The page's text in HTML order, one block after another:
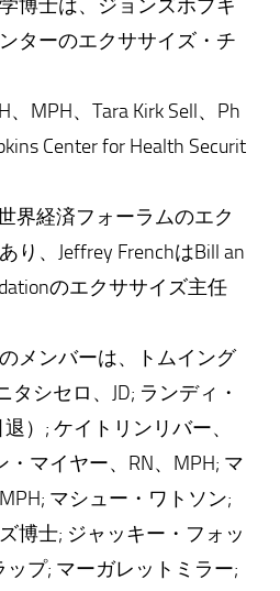
博士は、ジョンズホプキ
ターのエクササイズ・チ
、MPH、Tara Kirk Sell、Ph
Center for Health Securit
界経済フォーラムのエク
り、Jeffrey FrenchはBill an
のエクササイズ主任
メンバーは、トムイング
シセロ、JD; ランディ・
）; ケイトリンリバー、
・マイヤー、RN、MPH; マ
マシュー・ワトソン;
博士; ジャッキー・フォッ
プ; マーガレットミラー;